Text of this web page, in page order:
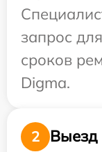
запрос
сроков
Digma.
2
Выезд